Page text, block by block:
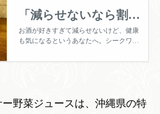
「減らせないなら割っ
て飲も！」 酒飲みの味
方、シークワーサーの
効果とは
お酒が好きすぎて減らせないけど、健康
も気になるというあなたへ。シークワー
あなたの体への負担をマシにできます。
ー野菜ジュースは、沖縄県の特